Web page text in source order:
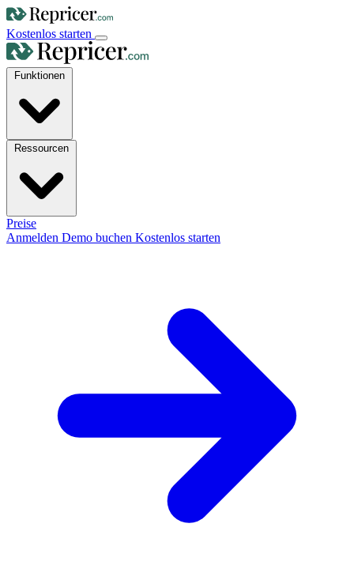
Kostenlos starten
Preise
Anmelden Demo buchen Kostenlos starten